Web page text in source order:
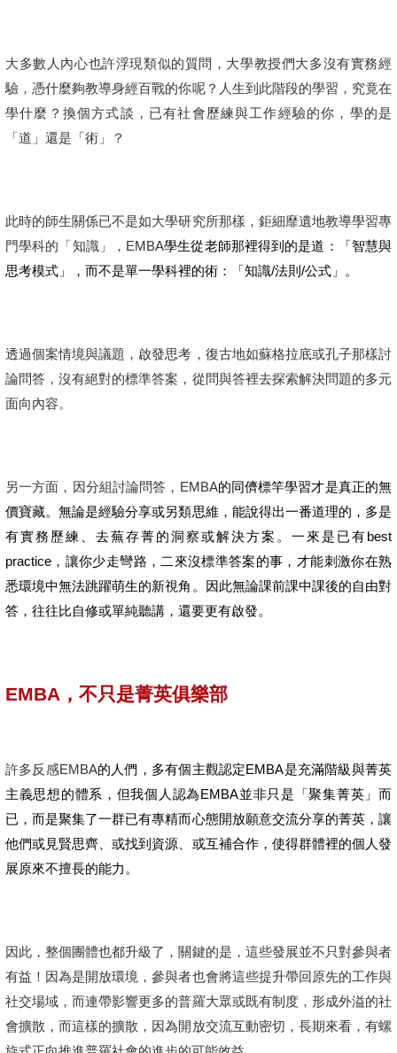
大多數人內心也許浮現類似的質問，大學教授們大多沒有實務經
驗，憑什麼夠教導身經百戰的你呢？人生到此階段的學習，究竟在
學什麼？換個方式談，已有社會歷練與工作經驗的你，學的是
「道」還是「術」？
此時的師生關係已不是如大學研究所那樣，鉅細靡遺地教導學習專
門學科的「知識」，EMBA學生從老師那裡得到的是道：「智慧與
思考模式」，而不是單一學科裡的術：「知識/法則/公式」。
透過個案情境與議題，啟發思考，復古地如蘇格拉底或孔子那樣討
論問答，沒有絕對的標準答案，從問與答裡去探索解決問題的多元
面向內容。
另一方面，因分組討論問答，EMBA的同儕標竿學習才是真正的無
價寶藏。無論是經驗分享或另類思維，能說得出一番道理的，多是
有實務歷練、去蕪存菁的洞察或解決方案。一來是已有best
practice，讓你少走彎路，二來沒標準答案的事，才能刺激你在熟
悉環境中無法跳躍萌生的新視角。因此無論課前課中課後的自由對
答，往往比自修或單純聽講，還要更有啟發。
EMBA ，不只是菁英俱樂部
許多反感EMBA的人們，多有個主觀認定EMBA是充滿階級與菁英
主義思想的體系，但我個人認為EMBA並非只是「聚集菁英」而
已，而是聚集了一群已有專精而心態開放願意交流分享的菁英，讓
他們或見賢思齊、或找到資源、或互補合作，使得群體裡的個人發
展原來不擅長的能力。
因此，整個團體也都升級了，關鍵的是，這些發展並不只對參與者
有益！因為是開放環境，參與者也會將這些提升帶回原先的工作與
社交場域，而連帶影響更多的普羅大眾或既有制度，形成外溢的社
會擴散，而這樣的擴散，因為開放交流互動密切，長期來看，有螺